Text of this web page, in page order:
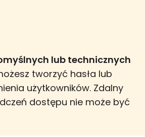
lub technicznych
tworzyć hasła lub
użytkowników. Zdalny
dostępu nie może być